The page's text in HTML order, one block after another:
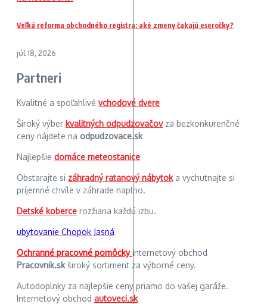
Veľká reforma obchodného registra: aké zmeny čakajú eseročky?
júl 18, 2026
Partneri
Kvalitné a spoľahlivé vchodové dvere
Široký výber kvalitných odpudzovačovza bezkonkurenčné
ceny nájdete na odpudzovace.sk
Najlepšie domáce meteostanice
Obstarajte si záhradný ratanový nábytoka vychutnajte si
príjemné chvíle v záhrade naplno.
Detské koberce rozžiaria každú izbu.
ubytovanie Chopok Jasná
Ochranné pracovné pomôckyinternetový obchod
Pracovnik.skširoký sortiment za výborné ceny.
Autodoplnky za najlepšie ceny priamo do vašej garáže.
Internetový obchod autoveci.sk